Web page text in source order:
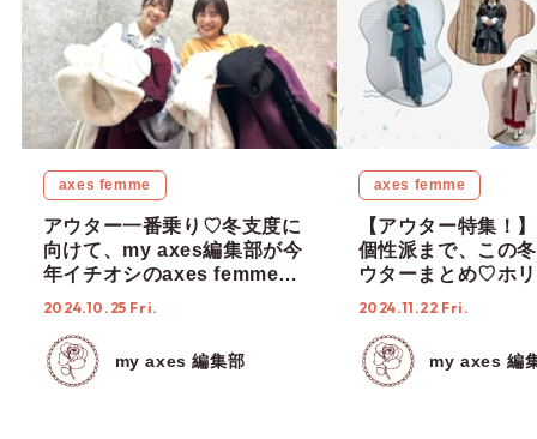
axes femme
アウター一番乗り♡冬支度に
向けて、my axes編集部が今
年イチオシのaxes femmeア
ウターを調査しました！
2024.10.25 Fri.
my axes 編集部
axes femme
【アウター特集！
個性派まで、この
ウターまとめ♡ホ
ズンに向けて気分
2024.11.22 Fri.
my axes 編